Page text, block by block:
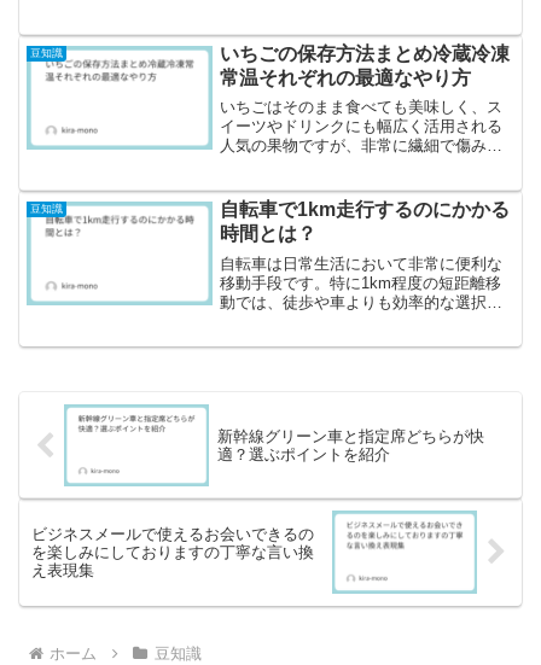
ボトル乾かす冷蔵庫」のキーワードをも
とに、冷蔵庫を使って効率...
豆知識
いちごの保存方法まとめ冷蔵冷凍
常温それぞれの最適なやり方
いちごはそのまま食べても美味しく、ス
イーツやドリンクにも幅広く活用される
人気の果物ですが、非常に繊細で傷みや
には、適切な保存方法を知っておくこと
が重要です。本記事では、...
豆知識
自転車で1km走行するのにかかる
時間とは？
自転車は日常生活において非常に便利な
移動手段です。特に1km程度の短距離移
動では、徒歩や車よりも効率的な選択肢
新幹線グリーン車と指定席どちらが快
適？選ぶポイントを紹介
ビジネスメールで使えるお会いできるの
を楽しみにしておりますの丁寧な言い換
え表現集
ホーム 豆知識